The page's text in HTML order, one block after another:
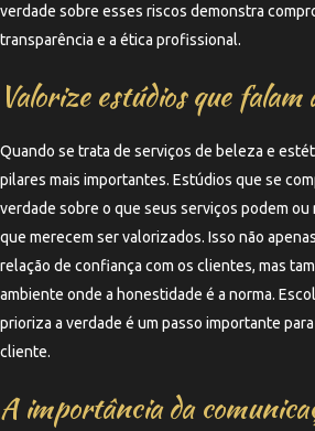
verdade sobre esses riscos demonstra
transparência e a ética profissional.
Valorize estúdios que falam
Quando se trata de serviços de beleza e
pilares mais importantes. Estúdios que se
verdade sobre o que seus serviços podem
que merecem ser valorizados. Isso não
relação de confiança com os clientes, mas
ambiente onde a honestidade é a norma.
prioriza a verdade é um passo importante
cliente.
A importância da